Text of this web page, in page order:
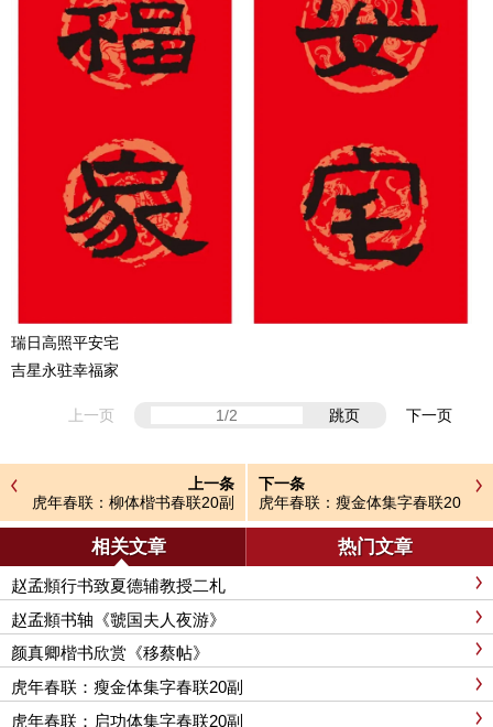
瑞日高照平安宅
吉星永驻幸福家
上一页 跳页 下一页
上一条
虎年春联：柳体楷书春联20副
下一条
虎年春联：瘦金体集字春联20
副
相关文章 热门文章
赵孟頫行书致夏德辅教授二札
赵孟頫书轴《虢国夫人夜游》
颜真卿楷书欣赏《移蔡帖》
虎年春联：瘦金体集字春联20副
虎年春联：启功体集字春联20副